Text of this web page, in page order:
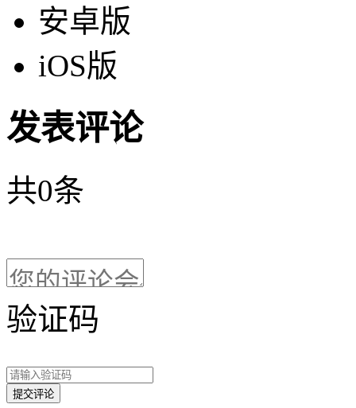
安卓版
iOS版
发表评论
共0条
验证码